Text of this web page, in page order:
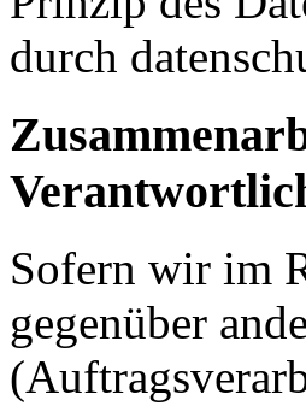
durch
Sofern wir im
gegenüber